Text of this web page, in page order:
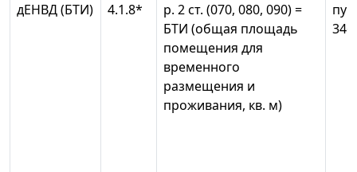
дЕНВД (БТИ) 4.1.8*
р. 2 ст. (070, 080, 090) =
БТИ (общая площадь
помещения для
временного
размещения и
проживания, кв. м)